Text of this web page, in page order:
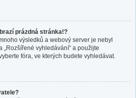
prázdná stránka!?
výsledků a webový server je nebyl
vyhledávání“ a použijte
fóra, ve kterých budete vyhledávat.